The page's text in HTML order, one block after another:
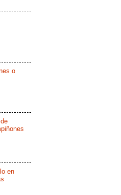
o
en